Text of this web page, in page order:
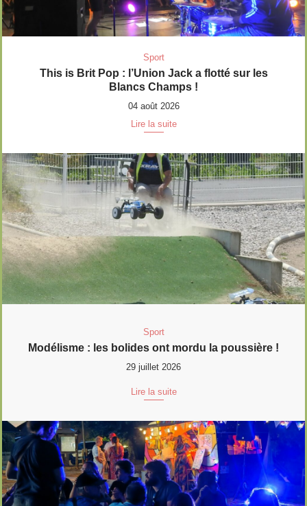
Sport
This is Brit Pop : l’Union Jack a flotté sur les
Blancs Champs !
04 août 2026
Lire la suite
Sport
Modélisme : les bolides ont mordu la poussière !
29 juillet 2026
Lire la suite